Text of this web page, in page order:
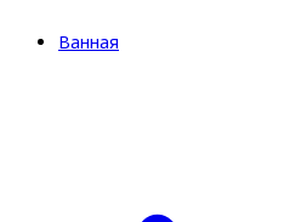
Ванная